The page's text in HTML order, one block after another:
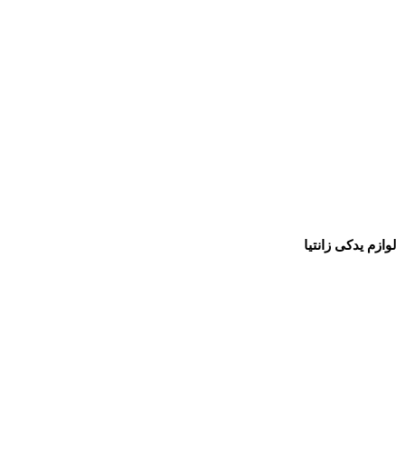
لوازم یدکی زانتیا